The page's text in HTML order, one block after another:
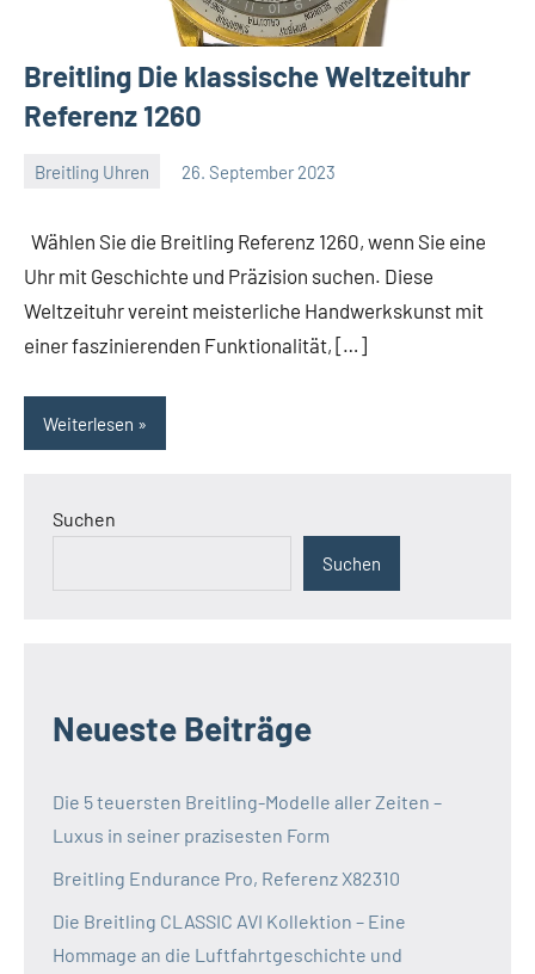
Breitling Die klassische Weltzeituhr
Referenz 1260
Breitling Uhren 26. September 2023
Navitimer
Wählen Sie die Breitling Referenz 1260, wenn Sie eine
Uhr mit Geschichte und Präzision suchen. Diese
Weltzeituhr vereint meisterliche Handwerkskunst mit
einer faszinierenden Funktionalität, […]
Weiterlesen
Suchen
Suchen
Neueste Beiträge
Die 5 teuersten Breitling-Modelle aller Zeiten –
Luxus in seiner prazisesten Form
Breitling Endurance Pro, Referenz X82310
Die Breitling CLASSIC AVI Kollektion – Eine
Hommage an die Luftfahrtgeschichte und